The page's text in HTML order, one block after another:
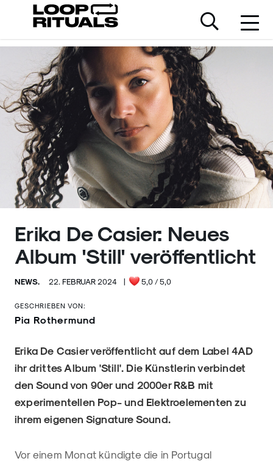
Erika De Casier: Neues
Album 'Still' veröffentlicht
NEWS. 22. FEBRUAR 2024 | 5,0 / 5,0
GESCHRIEBEN VON:
Pia Rothermund
Erika De Casier veröffentlicht auf dem Label 4AD
ihr drittes Album 'Still'. Die Künstlerin verbindet
den Sound von 90er und 2000er R&B mit
experimentellen Pop- und Elektroelementen zu
ihrem eigenen Signature Sound.
Vor einem Monat kündigte die in Portugal